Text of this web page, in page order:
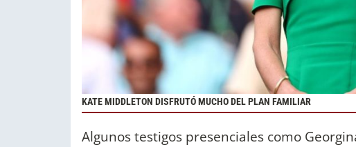
KATE MIDDLETON DISFRUTÓ MUCHO DEL PLAN FAMILIAR
Algunos testigos presenciales como